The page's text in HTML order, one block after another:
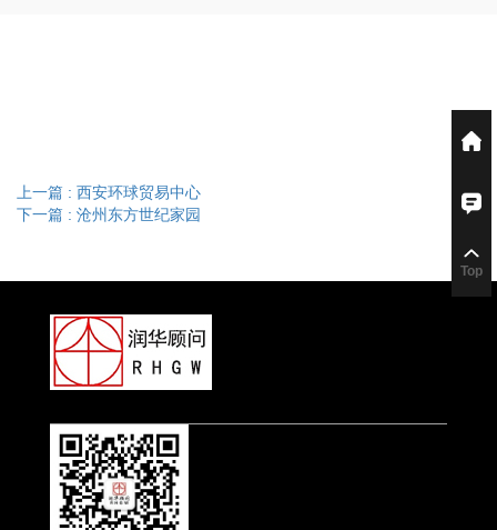
上一篇 : 西安环球贸易中心
下一篇 : 沧州东方世纪家园
Top
Top